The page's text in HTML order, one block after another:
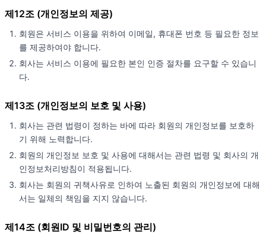
제12조 (개인정보의 제공)
회원은 서비스 이용을 위하여 이메일, 휴대폰 번호 등 필요한 정보
를 제공하여야 합니다.
회사는 서비스 이용에 필요한 본인 인증 절차를 요구할 수 있습니
다.
제13조 (개인정보의 보호 및 사용)
회사는 관련 법령이 정하는 바에 따라 회원의 개인정보를 보호하
기 위해 노력합니다.
회원의 개인정보 보호 및 사용에 대해서는 관련 법령 및 회사의 개
인정보처리방침이 적용됩니다.
회사는 회원의 귀책사유로 인하여 노출된 회원의 개인정보에 대해
서는 일체의 책임을 지지 않습니다.
제14조 (회원ID 및 비밀번호의 관리)